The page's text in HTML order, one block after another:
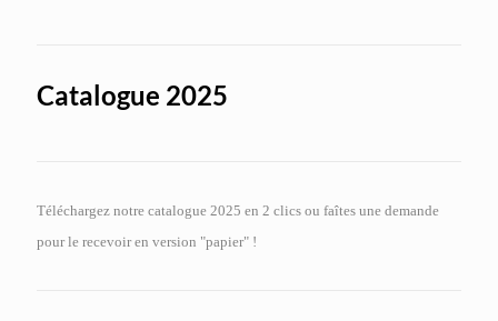
Catalogue 2025
Téléchargez notre catalogue 2025 en 2 clics ou faîtes une demande
pour le recevoir en version "papier" !